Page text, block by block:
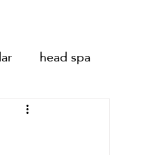
head spa